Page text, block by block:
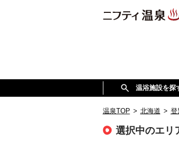
温浴施設を探
温泉TOP > 北海道 > 登
選択中のエリ